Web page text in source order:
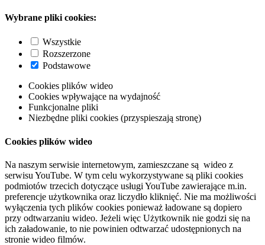
Wybrane pliki cookies:
Wszystkie
Rozszerzone
Podstawowe
Cookies plików wideo
Cookies wpływające na wydajność
Funkcjonalne pliki
Niezbędne pliki cookies (przyspieszają stronę)
Cookies plików wideo
Na naszym serwisie internetowym, zamieszczane są wideo z
serwisu YouTube. W tym celu wykorzystywane są pliki cookies
podmiotów trzecich dotyczące usługi YouTube zawierające m.in.
preferencje użytkownika oraz liczydło kliknięć. Nie ma możliwości
wyłączenia tych plików cookies ponieważ ładowane są dopiero
przy odtwarzaniu wideo. Jeżeli więc Użytkownik nie godzi się na
ich załadowanie, to nie powinien odtwarzać udostępnionych na
stronie wideo filmów.